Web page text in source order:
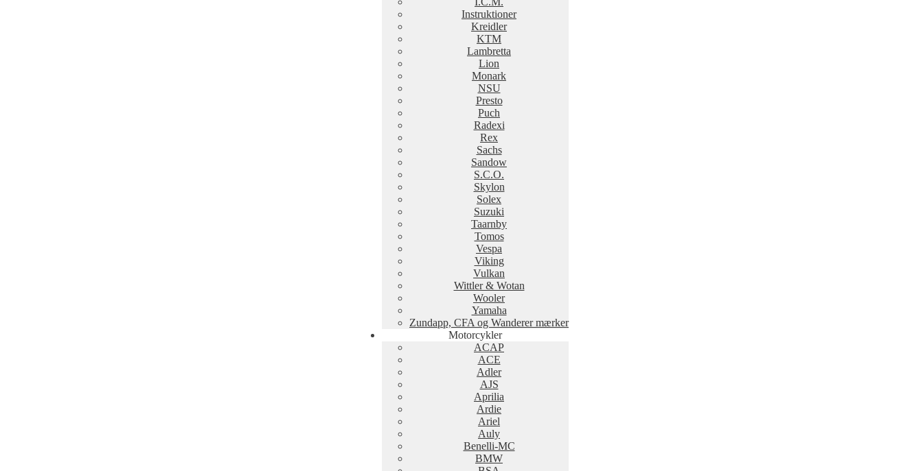
Instruktioner
Kreidler
KTM
Lambretta
Lion
Monark
NSU
Presto
Puch
Radexi
Rex
Sachs
Sandow
S.C.O.
Skylon
Solex
Suzuki
Taarnby
Tomos
Vespa
Viking
Vulkan
Wittler & Wotan
Wooler
Yamaha
Zundapp, CFA og Wanderer mærker
Motorcykler
ACAP
ACE
Adler
AJS
Aprilia
Ardie
Ariel
Auly
Benelli-MC
BMW